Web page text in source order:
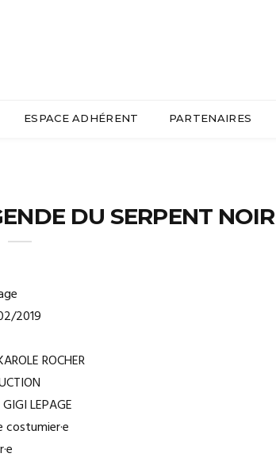
ESPACE ADHÉRENT PARTENAIRES
DU SERPENT NOIR
2019
ROCHER
GIGI LEPAGE
costumier·e